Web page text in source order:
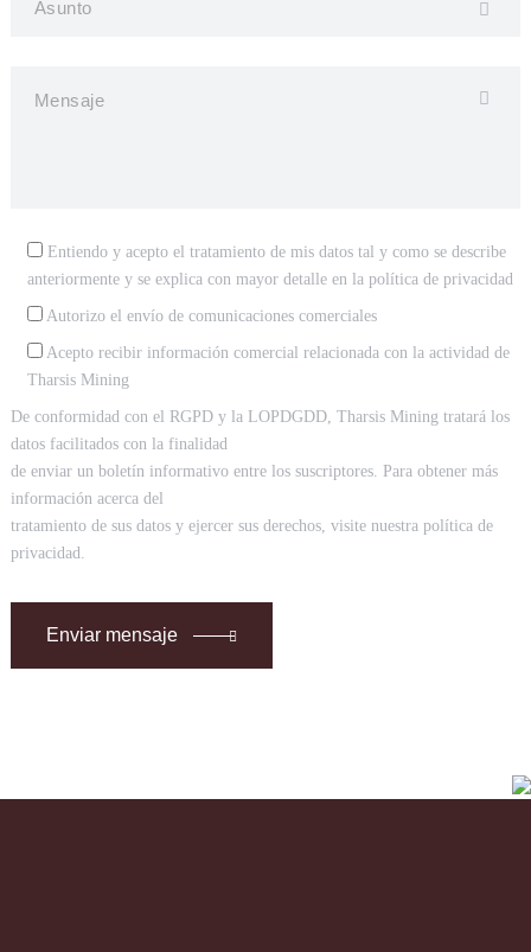
Entiendo y acepto el tratamiento de mis datos tal y como se describe
anteriormente y se explica con mayor detalle en la política de privacidad
Autorizo el envío de comunicaciones comerciales
Acepto recibir información comercial relacionada con la actividad de
Tharsis Mining
De conformidad con el RGPD y la LOPDGDD, Tharsis Mining tratará los
datos facilitados con la finalidad
de enviar un boletín informativo entre los suscriptores. Para obtener más
información acerca del
tratamiento de sus datos y ejercer sus derechos, visite nuestra política de
privacidad.
Enviar mensaje